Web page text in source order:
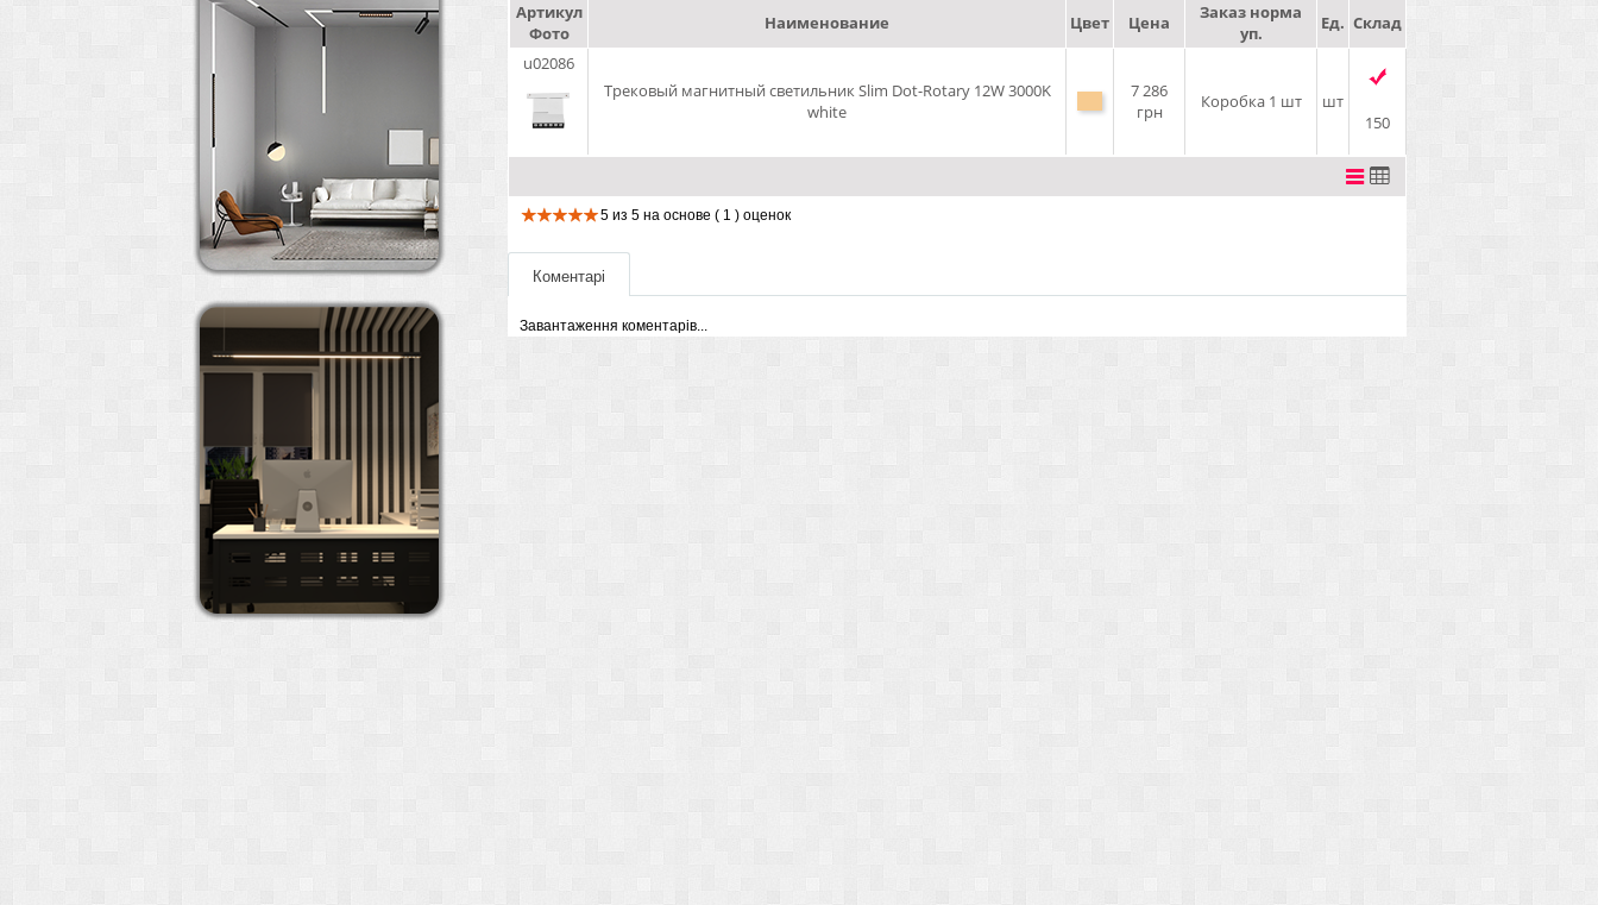
Артикул
Фото
Наименование Цвет Цена
Заказ норма
уп.
Ед. Склад
u02086
Трековый магнитный светильник Slim Dot-Rotary 12W 3000K
white
7 286
грн
Коробка 1 шт
шт
150
5 из 5 на основе ( 1 ) оценок
Коментарі
Завантаження коментарів...